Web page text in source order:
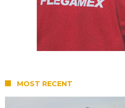
MOST RECENT